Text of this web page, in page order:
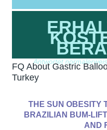
Antwortet
FQ About Gastric
Turkey
THE SUN OBESITY
BRAZILIAN BUM-
AND